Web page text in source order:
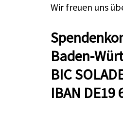
Wir freuen uns
Baden-
BIC
IBAN DE19